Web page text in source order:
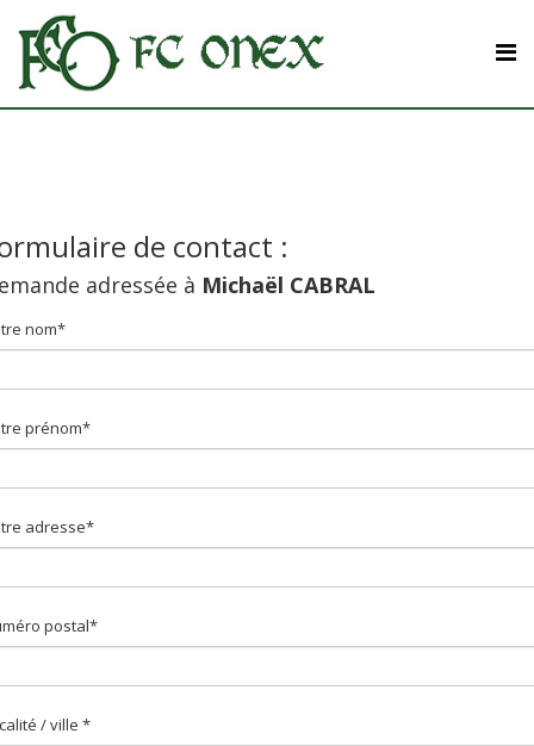
de contact :
adressée à Michaël CABRAL
nom*
prénom*
adresse*
postal*
/ ville *